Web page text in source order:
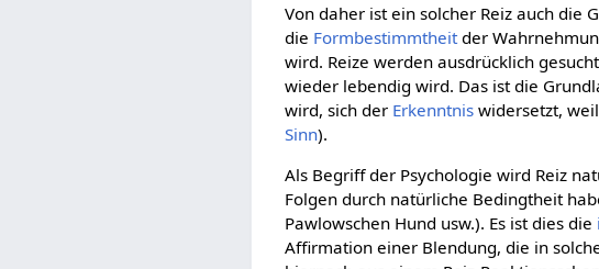
Von daher ist ein solcher Reiz auch die
die Formbestimmtheit der
wird. Reize werden ausdrücklich
wieder lebendig wird. Das ist die
wird, sich der Erkenntnis widersetzt,
Sinn).
Als Begriff der Psychologie wird Reiz
Folgen durch natürliche Bedingtheit
Pawlowschen Hund usw.). Es ist dies die
Affirmation einer Blendung, die in